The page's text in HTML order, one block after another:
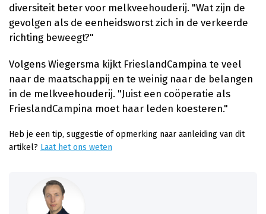
diversiteit beter voor melkveehouderij. "Wat zijn de
gevolgen als de eenheidsworst zich in de verkeerde
richting beweegt?"
Volgens Wiegersma kijkt FrieslandCampina te veel
naar de maatschappij en te weinig naar de belangen
in de melkveehouderij. "Juist een coöperatie als
FrieslandCampina moet haar leden koesteren."
Heb je een tip, suggestie of opmerking naar aanleiding van dit
artikel? Laat het ons weten